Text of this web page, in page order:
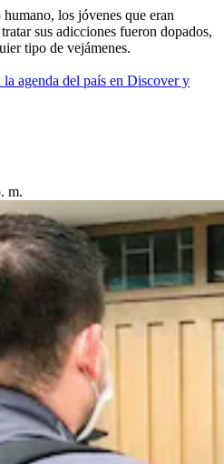
los jóvenes que eran
sus adicciones fueron dopados,
tipo de vejámenes.
agenda del país en Discover y
m.